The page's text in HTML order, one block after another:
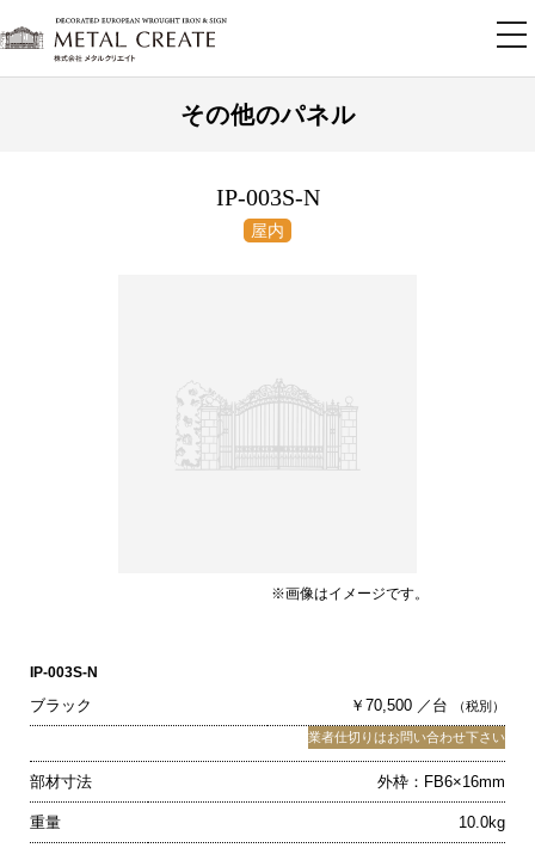
その他のパネル
IP-003S-N
※画像はイメージです。
IP-003S-N
ブラック ￥70,500 ／台 （税別）
業者仕切りはお問い合わせ下さい
部材寸法 外枠：FB6×16mm
重量 10.0kg